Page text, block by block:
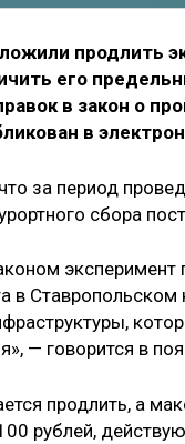
продлить
его
в закон о
в
за период
сбора
в
— говорится в
продлить, а
рублей,